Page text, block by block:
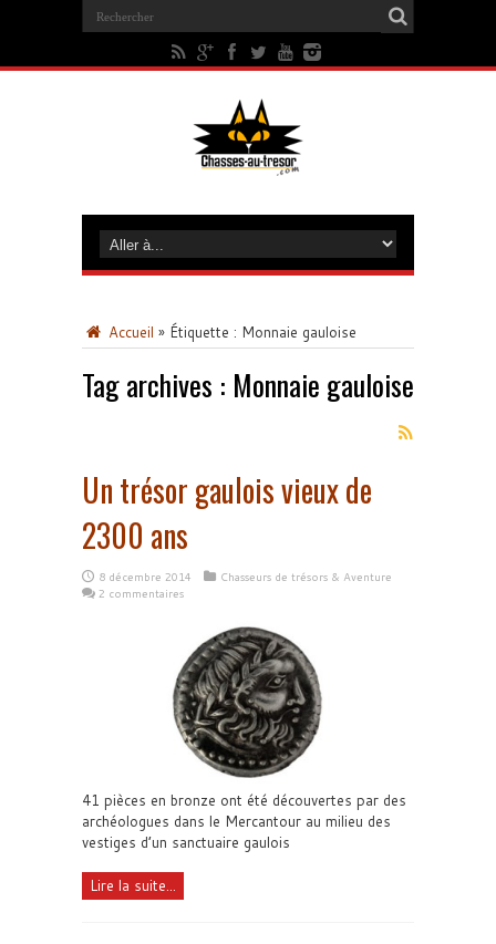
Accueil » Étiquette : Monnaie gauloise
Tag archives : Monnaie gauloise
Un trésor gaulois vieux de
2300 ans
8 décembre 2014
Chasseurs de trésors & Aventure
2 commentaires
41 pièces en bronze ont été découvertes par des
archéologues dans le Mercantour au milieu des
vestiges d’un sanctuaire gaulois
Lire la suite...